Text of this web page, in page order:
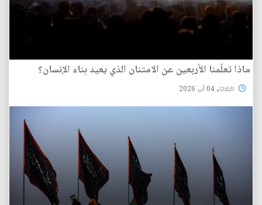
ماذا تعلّمنا الأربعين عن الامتنان الذي يعيد بناء الإنسان؟
الثلاثاء 04 آب 2026